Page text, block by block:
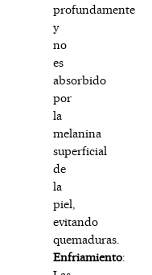
profundamente
y
no
es
absorbido
por
la
melanina
superficial
de
la
piel,
evitando
quemaduras.
Enfriamiento: